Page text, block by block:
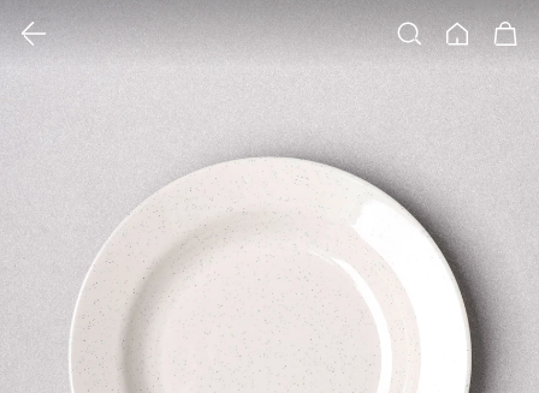
장바구니
클릭 시 이미지 확대 보기 팝업 열림